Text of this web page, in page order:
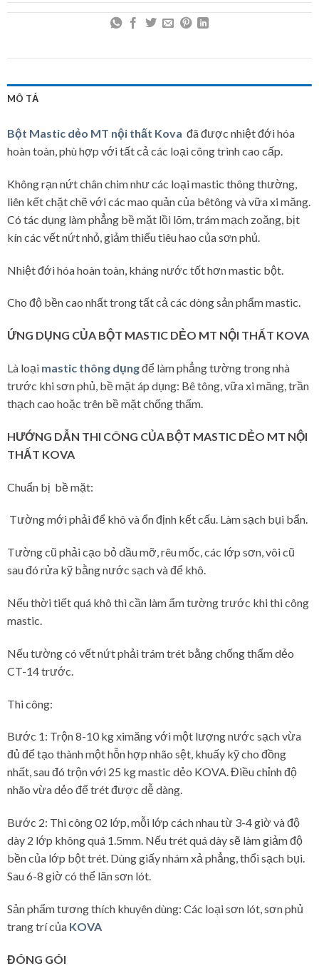
MÔ TẢ
Bột Mastic dẻo MT nội thất Kova đã được nhiệt đới hóa
hoàn toàn, phù hợp với tất cả các loại công trình cao cấp.
Không rạn nứt chân chim như các loại mastic thông thường,
liên kết chặt chẽ với các mao quản của bêtông và vữa xi măng.
Có tác dụng làm phẳng bề mặt lồi lõm, trám mạch zoăng, bịt
kín các vết nứt nhỏ, giảm thiểu tiêu hao của sơn phủ.
Nhiệt đới hóa hoàn toàn, kháng nước tốt hơn mastic bột.
Cho độ bền cao nhất trong tất cả các dòng sản phẩm mastic.
ỨNG DỤNG CỦA BỘT MASTIC DẺO MT NỘI THẤT KOVA
Là loại mastic thông dụngđể làm phẳng tường trong nhà
trước khi sơn phủ, bề mặt áp dụng: Bê tông, vữa xi măng, trần
thạch cao hoặc trên bề mặt chống thấm.
HƯỚNG DẪN THI CÔNG CỦA BỘT MASTIC DẺO MT NỘI
THẤT KOVA
Chuẩn bị bề mặt:
Tường mới phải để khô và ổn định kết cấu. Làm sạch bụi bẩn.
Tường cũ phải cạo bỏ dầu mỡ, rêu mốc, các lớp sơn, vôi cũ
sau đó rửa kỹ bằng nước sạch và để khô.
Nếu thời tiết quá khô thì cần làm ẩm tường trước khi thi công
mastic.
Nếu tường có vết nứt phải trám trét bằng chống thấm dẻo
CT-14 trước.
Thi công:
Bước 1: Trộn 8-10 kg ximăng với một lượng nước sạch vừa
đủ để tạo thành một hỗn hợp nhão sệt, khuấy kỹ cho đồng
nhất, sau đó trộn với 25 kg mastic dẻo KOVA. Điều chỉnh độ
nhão vừa dẻo để trét được dễ dàng.
Bước 2: Thi công 02 lớp, mỗi lớp cách nhau từ 3-4 giờ và độ
dày 2 lớp không quá 1.5mm. Nếu trét quá dày sẽ làm giảm độ
bền của lớp bột trét. Dùng giấy nhám xả phẳng, thổi sạch bụi.
Sau 6-8 giờ có thể lăn sơn lót.
Sản phẩm tương thích khuyên dùng: Các loại sơn lót, sơn phủ
trang trí của KOVA
ĐÓNG GÓI